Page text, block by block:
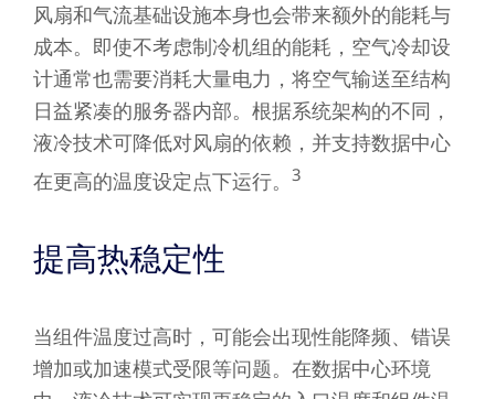
风扇和气流基础设施本身也会带来额外的能耗与
成本。即使不考虑制冷机组的能耗，空气冷却设
计通常也需要消耗大量电力，将空气输送至结构
日益紧凑的服务器内部。根据系统架构的不同，
液冷技术可降低对风扇的依赖，并支持数据中心
在更高的温度设定点下运行。 3
提高热稳定性
当组件温度过高时，可能会出现性能降频、错误
增加或加速模式受限等问题。在数据中心环境